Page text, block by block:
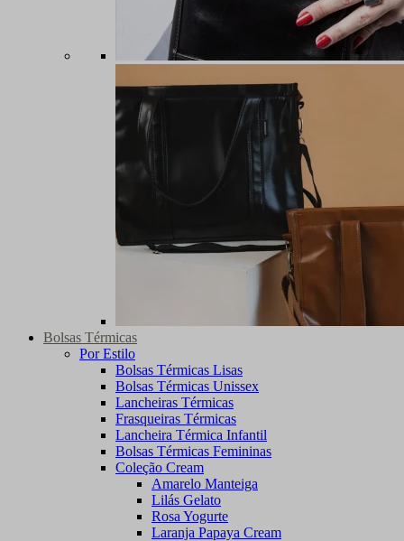
Bolsas Térmicas
Por Estilo
Bolsas Térmicas Lisas
Bolsas Térmicas Unissex
Lancheiras Térmicas
Frasqueiras Térmicas
Lancheira Térmica Infantil
Bolsas Térmicas Femininas
Coleção Cream
Amarelo Manteiga
Lilás Gelato
Rosa Yogurte
Laranja Papaya Cream